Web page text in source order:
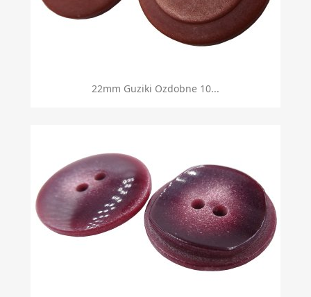
22mm Guziki Ozdobne 10...